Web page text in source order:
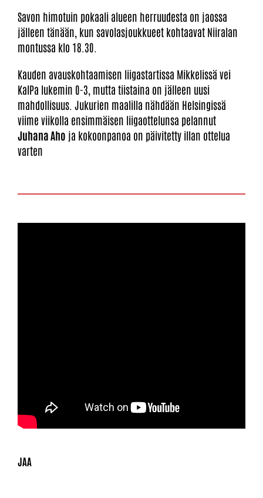
Savon himotuin pokaali alueen herruudesta on jaossa
jälleen tänään, kun savolasjoukkueet kohtaavat Niiralan
montussa klo 18.30.
Kauden avauskohtaamisen liigastartissa Mikkelissä vei
KalPa lukemin 0-3, mutta tiistaina on jälleen uusi
mahdollisuus. Jukurien maalilla nähdään Helsingissä
viime viikolla ensimmäisen liigaottelunsa pelannut
Juhana Aho ja kokoonpanoa on päivitetty illan ottelua
varten